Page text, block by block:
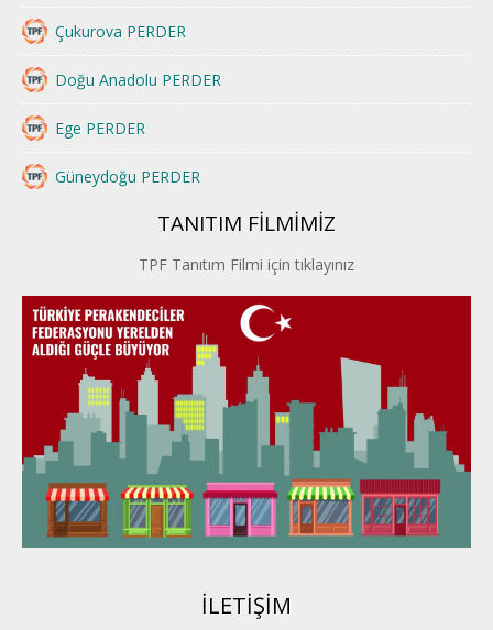
Çukurova PERDER
Doğu Anadolu PERDER
Ege PERDER
Güneydoğu PERDER
İstanbul PERDER
İpek Yolu PERDER
Kayseri PERDER
Karadeniz Perder
Konya PERDER
Van PERDER
BEYPER
TANITIM FİLMİMİZ
TPF Tanıtım Filmi için tıklayınız
İLETİŞİM